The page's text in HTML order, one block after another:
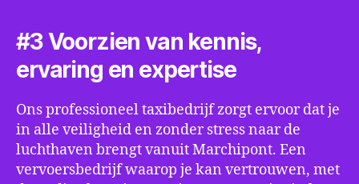
#3 Voorzien van kennis,
ervaring en expertise
Ons professioneel taxibedrijf zorgt ervoor dat je
in alle veiligheid en zonder stress naar de
luchthaven brengt vanuit Marchipont. Een
vervoersbedrijf waarop je kan vertrouwen, met